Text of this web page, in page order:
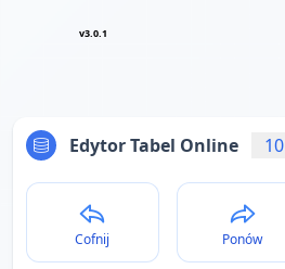
v3.0.1
Edytor Tabel Online 10
Cofnij Ponów